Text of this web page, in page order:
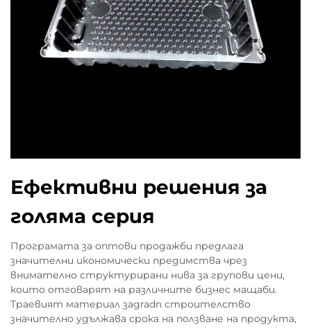
Ефективни решения за
голяма серия
Програмата за оптови продажби предлага
значителни икономически предимства чрез
внимателно структурирани нива за групови цени,
които отговарят на различните бизнес мащаби.
Траевият материал заgradn строителство
значително удължава срока на ползване на продукта,